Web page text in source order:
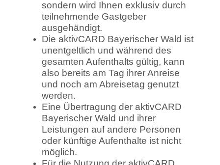
sondern wird Ihnen exklusiv durch
teilnehmende Gastgeber
ausgehändigt.
Die aktivCARD Bayerischer Wald ist
unentgeltlich und während des
gesamten Aufenthalts gültig, kann
also bereits am Tag ihrer Anreise
und noch am Abreisetag genutzt
werden.
Eine Übertragung der aktivCARD
Bayerischer Wald und ihrer
Leistungen auf andere Personen
oder künftige Aufenthalte ist nicht
möglich.